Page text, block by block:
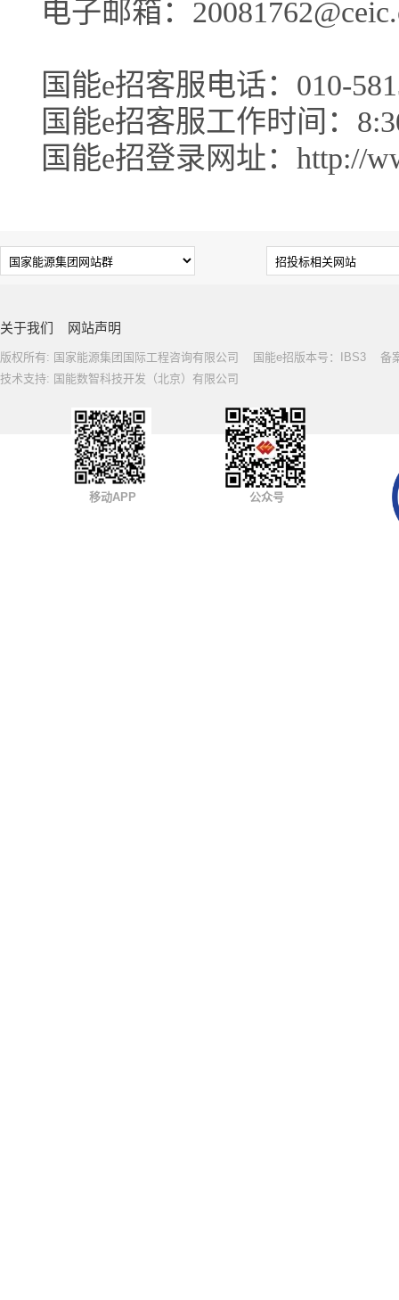
电子邮箱：
国能e招客服电话：010-
国能e招客服工作时间：
国能e招登录网址：http://
关于我们 网站声明
版权所有: 国家能源集团国际工程咨询有限公司 国能e招版本号：IBS3 备
技术支持: 国能数智科技开发（北京）有限公司
移动APP 公众号